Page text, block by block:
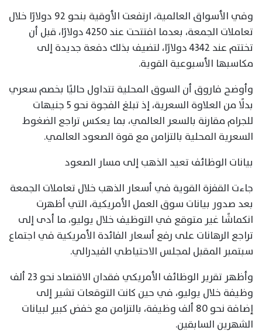
وفي الأسواق العالمية، ارتفعت الأوقية بنحو 92 دولارًا خلال
تعاملات الجمعة، بعدما افتتحت عند 4250 دولارًا، قبل أن
تختتم عند 4342 دولارًا، لتضيف بذلك دفعة جديدة إلى
مكاسبها الأسبوعية القوية.
وأوضح فاروق أن السوق المحلية تتداول حاليًا بخصم سعري
بدلًا من العلاوة السعرية، إذ تبلغ الفجوة نحو 5 جنيهات
للجرام مقارنة بالسعر العالمي، بما يعكس تراجع الضغوط
السعرية المحلية بالتزامن مع قوة الصعود العالمي.
بيانات الوظائف تعيد الذهب إلى مسار الصعود
جاءت القفزة القوية في أسعار الذهب خلال تعاملات الجمعة
بعد صدور بيانات سوق العمل الأمريكية، التي أظهرت
انكماشًا غير متوقع في التوظيف خلال يوليو، ما أدى إلى
تراجع الرهانات على رفع أسعار الفائدة الأمريكية في اجتماع
سبتمبر المقبل لمجلس الاحتياطي الفيدرالي.
وأظهر تقرير الوظائف الأمريكي فقدان الاقتصاد نحو 23 ألف
وظيفة خلال يوليو، في حين كانت التوقعات تشير إلى
إضافة نحو 80 ألف وظيفة، بالتزامن مع خفض كبير لبيانات
الشهرين السابقين.